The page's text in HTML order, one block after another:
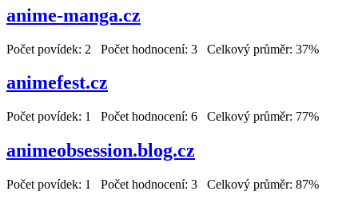
anime-manga.cz
Počet povídek: 2 Počet hodnocení: 3 Celkový průměr: 37%
animefest.cz
Počet povídek: 1 Počet hodnocení: 6 Celkový průměr: 77%
animeobsession.blog.cz
Počet povídek: 1 Počet hodnocení: 3 Celkový průměr: 87%